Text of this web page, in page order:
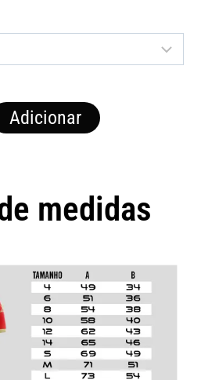
Adicionar
medidas